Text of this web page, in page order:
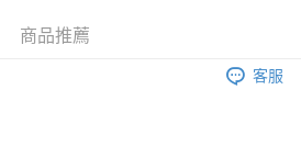
或以上免運費
。確認發貨後2-5個工作天到店，3天內
商品推薦
客服